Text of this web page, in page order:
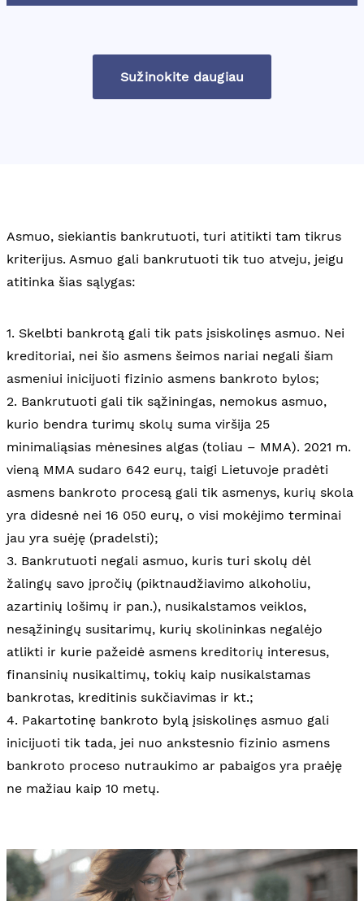
Sužinokite daugiau
Asmuo, siekiantis bankrutuoti, turi atitikti tam tikrus
kriterijus. Asmuo gali bankrutuoti tik tuo atveju, jeigu
atitinka šias sąlygas:
1. Skelbti bankrotą gali tik pats įsiskolinęs asmuo. Nei
kreditoriai, nei šio asmens šeimos nariai negali šiam
asmeniui inicijuoti fizinio asmens bankroto bylos;
2. Bankrutuoti gali tik sąžiningas, nemokus asmuo,
kurio bendra turimų skolų suma viršija 25
minimaliąsias mėnesines algas (toliau – MMA). 2021 m.
vieną MMA sudaro 642 eurų, taigi Lietuvoje pradėti
asmens bankroto procesą gali tik asmenys, kurių skola
yra didesnė nei 16 050 eurų, o visi mokėjimo terminai
jau yra suėję (pradelsti);
3. Bankrutuoti negali asmuo, kuris turi skolų dėl
žalingų savo įpročių (piktnaudžiavimo alkoholiu,
azartinių lošimų ir pan.), nusikalstamos veiklos,
nesąžiningų susitarimų, kurių skolininkas negalėjo
atlikti ir kurie pažeidė asmens kreditorių interesus,
finansinių nusikaltimų, tokių kaip nusikalstamas
bankrotas, kreditinis sukčiavimas ir kt.;
4. Pakartotinę bankroto bylą įsiskolinęs asmuo gali
inicijuoti tik tada, jei nuo ankstesnio fizinio asmens
bankroto proceso nutraukimo ar pabaigos yra praėję
ne mažiau kaip 10 metų.